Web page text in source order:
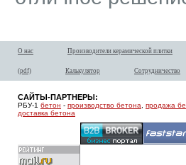
О нас Производители керамической плитки
(pdf) Калькулятор Сотрудничество
САЙТЫ-ПАРТНЕРЫ:
РБУ-1 бетон - производство бетона
продажа
доставка бетона